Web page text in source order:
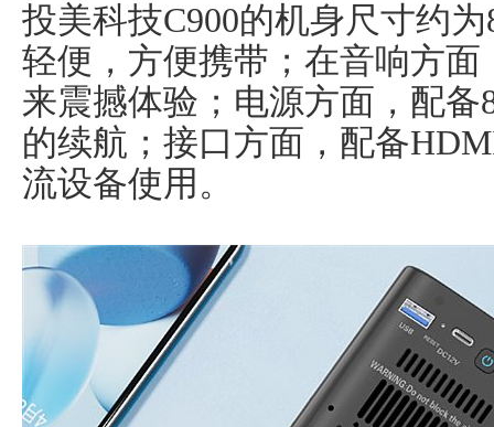
投美科技C900的机身尺寸约
轻便，方便携带；在音响方
来震撼体验；电源方面，配备
的续航；接口方面，配备
流设备使用。